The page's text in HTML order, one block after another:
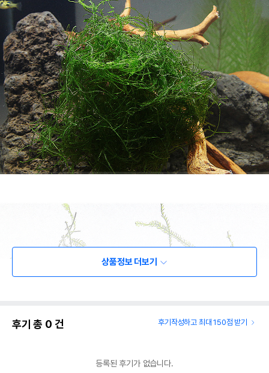
상품정보 더보기
후기 총 0 건 후기작성하고 최대 150점 받기
등록된 후기가 없습니다.